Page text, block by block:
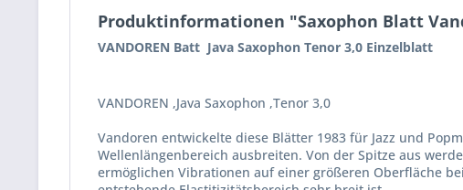
Produktinformationen "Saxophon Blatt
VANDOREN Batt Java Saxophon Tenor 3,0 Einzelblatt
VANDOREN ,Java Saxophon ,Tenor 3,0
Vandoren entwickelte diese Blätter 1983 für Jazz und
Wellenlängenbereich ausbreiten. Von der Spitze aus
ermöglichen Vibrationen auf einer größeren Oberfläche